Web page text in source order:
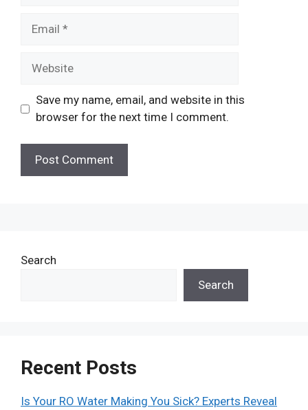
Save my name, email, and website in this
browser for the next time I comment.
Search
Search
Recent Posts
Is Your RO Water Making You Sick? Experts Reveal